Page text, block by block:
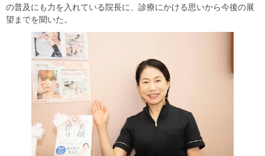
の普及にも力を入れている院長に、診療にかける思いから今後の展
望までを聞いた。